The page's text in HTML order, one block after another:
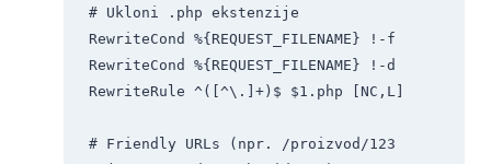
# Ukloni .php ekstenzije
RewriteCond %{REQUEST_FILENAME} !-f
RewriteCond %{REQUEST_FILENAME} !-d
RewriteRule ^([^\.]+)$ $1.php [NC,L]
# Friendly URLs (npr. /proizvod/123